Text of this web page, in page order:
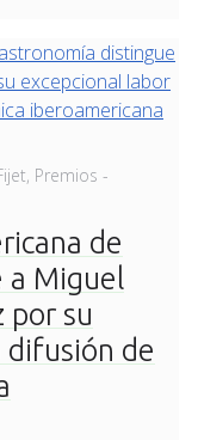
, Premios -
de
a Miguel
por su
difusión de